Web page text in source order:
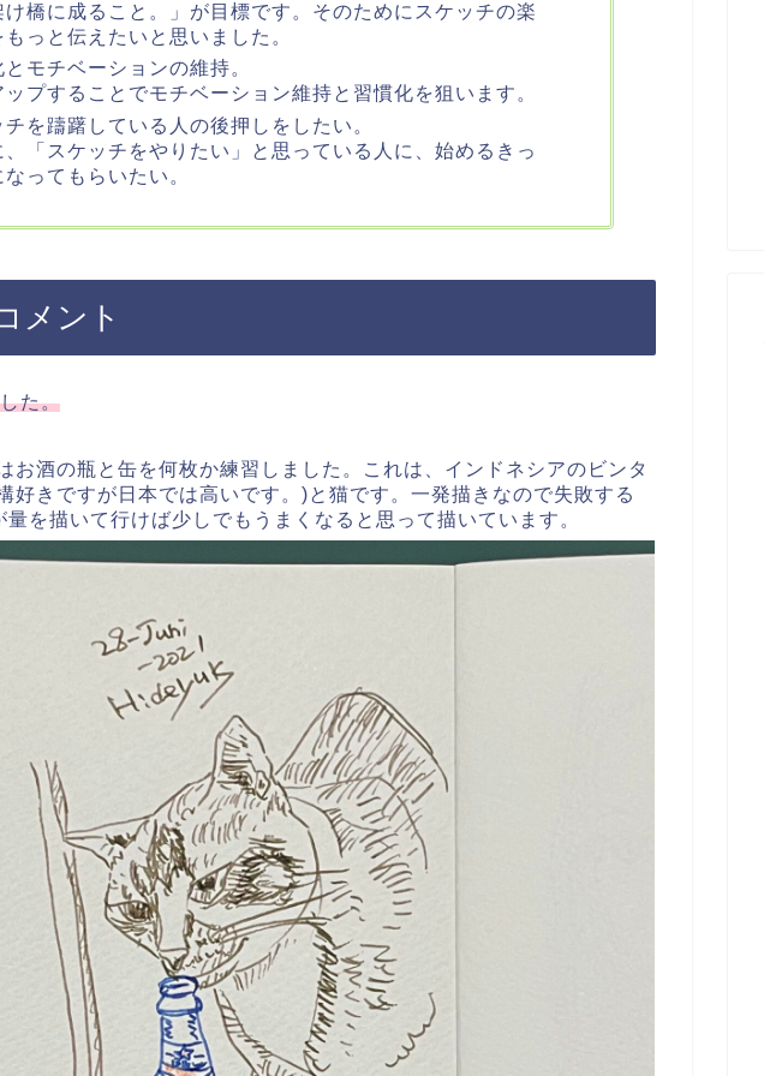
け橋に成ること。」が目標です。そのためにスケッチの楽
もっと伝えたいと思いました。
とモチベーションの維持。
ップすることでモチベーション維持と習慣化を狙います。
チを躊躇している人の後押しをしたい。
、「スケッチをやりたい」と思っている人に、始めるきっ
ってもらいたい。
メント
た。
お酒の瓶と缶を何枚か練習しました。これは、インドネシアのビンタ
好きですが日本では高いです。)と猫です。一発描きなので失敗する
量を描いて行けば少しでもうまくなると思って描いています。